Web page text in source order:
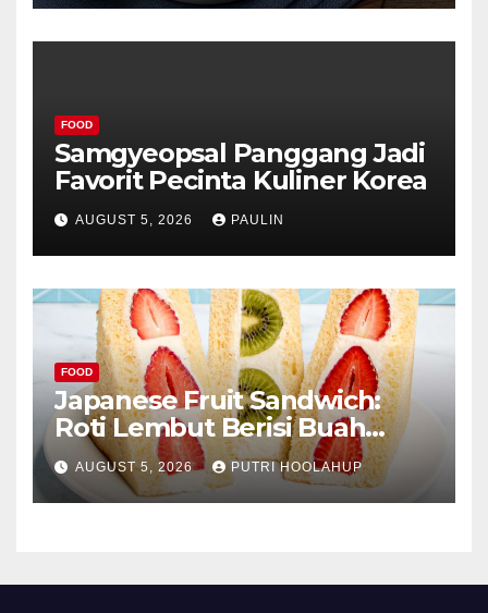
FOOD
Samgyeopsal Panggang Jadi
Favorit Pecinta Kuliner Korea
AUGUST 5, 2026 PAULIN
FOOD
Japanese Fruit Sandwich:
Roti Lembut Berisi Buah
Segar yang Memikat Selera
AUGUST 5, 2026 PUTRI HOOLAHUP